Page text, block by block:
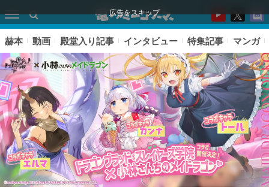
広告をスキップ
赫本 動画 殿堂入り記事 インタビュー 特集記事 マンガ